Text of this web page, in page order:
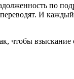
по
И
чтобы